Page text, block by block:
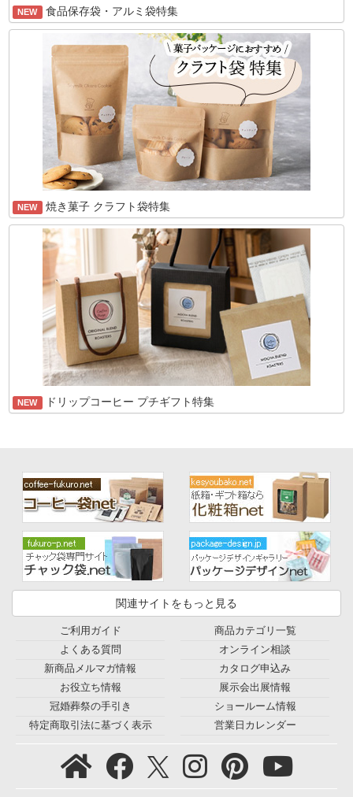
NEW 食品保存袋・アルミ袋特集
NEW 焼き菓子 クラフト袋特集
NEW ドリップコーヒー プチギフト特集
関連サイトをもっと見る
ご利用ガイド
よくある質問
新商品メルマガ情報
お役立ち情報
冠婚葬祭の手引き
特定商取引法に基づく表示
商品カテゴリ一覧
オンライン相談
カタログ申込み
展示会出展情報
ショールーム情報
営業日カレンダー